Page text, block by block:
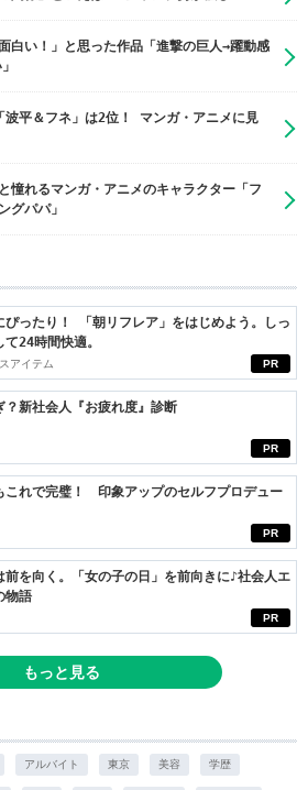
白い！」と思った作品「進撃の巨人→躍動感
波平＆フネ」は2位！ マンガ・アニメに見
憧れるマンガ・アニメのキャラクター「フ
グパパ」
PR
ぴったり！ 「朝リフレア」をはじめよう。しっ
24時間快適。
アイテム
PR
？新社会人『お疲れ度』診断
PR
これで完璧！ 印象アップのセルフプロデュー
PR
前を向く。「女の子の日」を前向きに♪社会人エ
物語
もっと見る
アルバイト 東京 美容 学歴